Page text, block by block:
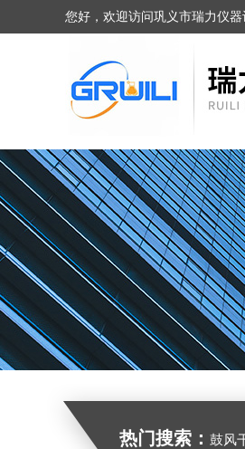
您好，欢迎访问巩义市瑞力仪器
热门搜索： 鼓风干